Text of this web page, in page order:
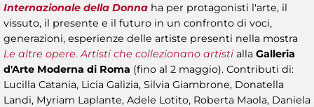
Internazionale della Donna ha per protagonisti l'arte, il
vissuto, il presente e il futuro in un confronto di voci,
generazioni, esperienze delle artiste presenti nella mostra
Le altre opere. Artisti che collezionano artisti alla Galleria
d'Arte Moderna di Roma (fino al 2 maggio). Contributi di:
Lucilla Catania, Licia Galizia, Silvia Giambrone, Donatella
Landi, Myriam Laplante, Adele Lotito, Roberta Maola, Daniela